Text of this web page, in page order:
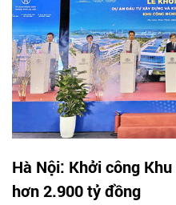
Hà Nội: Khởi công
hơn 2.900 tỷ đồng